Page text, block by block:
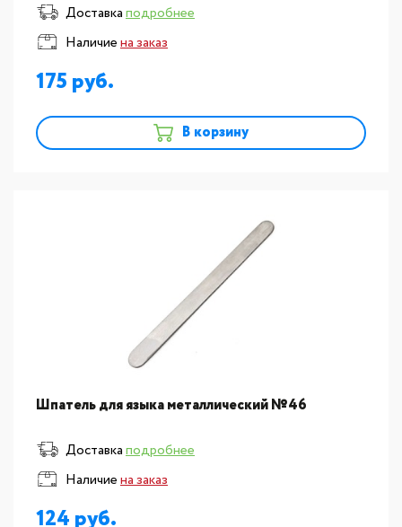
Доставкаподробнее
Наличиена заказ
175
В корзину
Шпатель для языка металлический №46
Доставкаподробнее
Наличиена заказ
124